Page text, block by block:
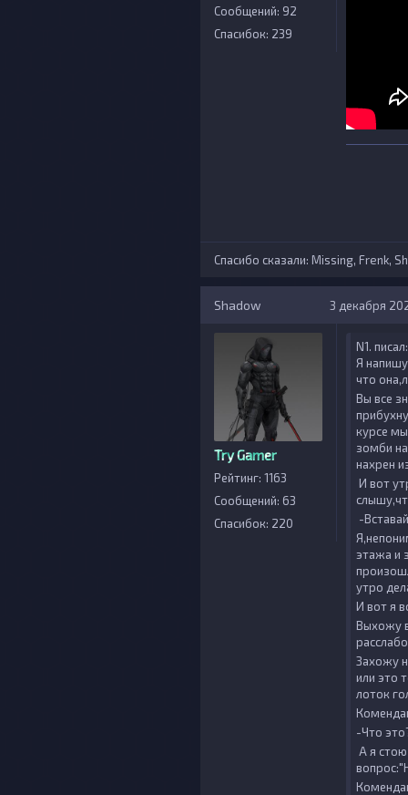
Сообщений: 92
Спасибок: 239
Спасибо сказали: Missing, Frenk,
Shadow 3 декабря
Try Gamer
Рейтинг: 1163
Сообщений: 63
Спасибок: 220
N1. писал:
Я
что
Вы все
курсе
зомби
нахрен
И вот
-
этажа и
утро
И вот я
Выхожу
Захожу
или это
лоток
-Что
А я